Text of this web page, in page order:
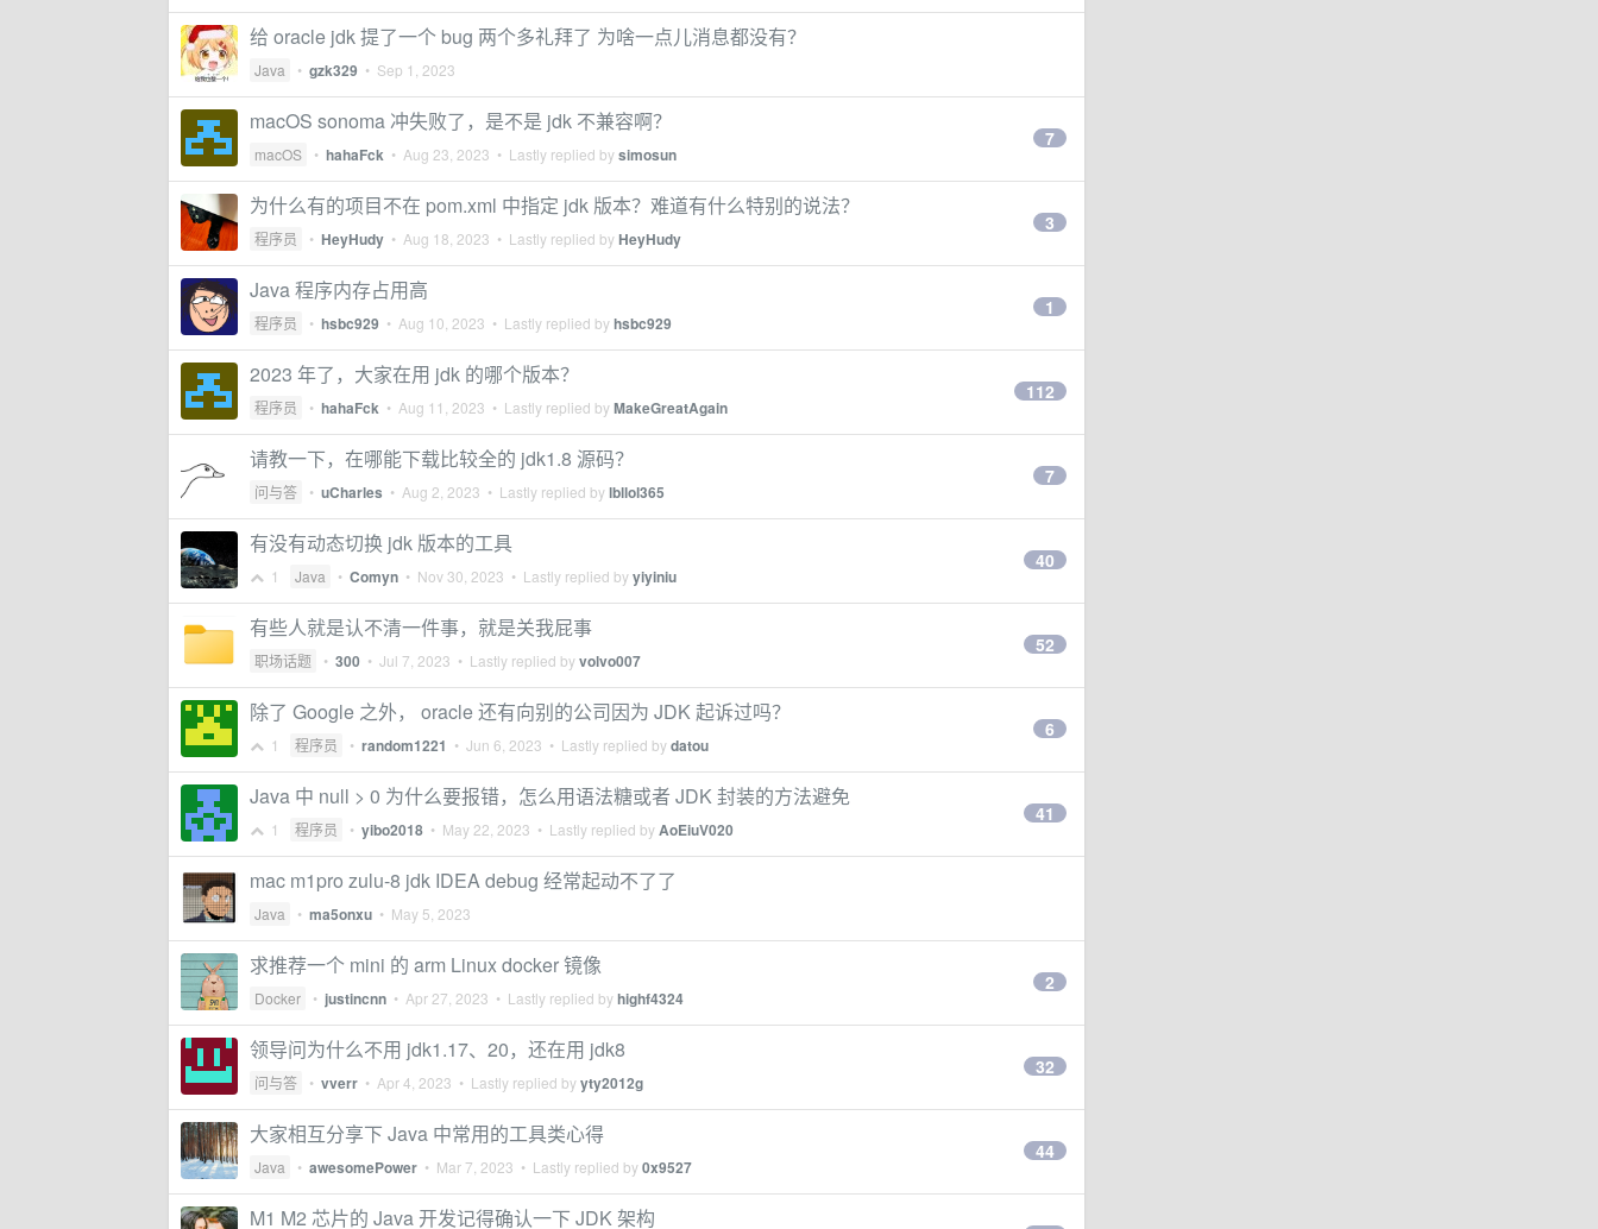
给 oracle jdk 提了一个 bug 两个多礼拜了 为啥一点儿消息都没有？
Java • gzk329 • Sep 1, 2023
macOS sonoma 冲失败了，是不是 jdk 不兼容啊？
macOS • hahaFck • Aug 23, 2023 • Lastly replied bysimosun
7
为什么有的项目不在 pom.xml 中指定 jdk 版本？难道有什么特别的说法？
程序员 • HeyHudy • Aug 18, 2023 • Lastly replied byHeyHudy
3
Java 程序内存占用高
程序员 • hsbc929 • Aug 10, 2023 • Lastly replied byhsbc929
1
2023 年了，大家在用 jdk 的哪个版本？
程序员 • hahaFck • Aug 11, 2023 • Lastly replied byMakeGreatAgain
112
请教一下，在哪能下载比较全的 jdk1.8 源码？
问与答 • uCharles • Aug 2, 2023 • Lastly replied bylbllol365
7
有没有动态切换 jdk 版本的工具
1 Java • Comyn • Nov 30, 2023 • Lastly replied byyiyiniu
40
有些人就是认不清一件事，就是关我屁事
职场话题 • 300 • Jul 7, 2023 • Lastly replied byvolvo007
52
除了 Google 之外， oracle 还有向别的公司因为 JDK 起诉过吗？
1 程序员 • random1221 • Jun 6, 2023 • Lastly replied bydatou
6
Java 中 null > 0 为什么要报错，怎么用语法糖或者 JDK 封装的方法避免
1 程序员 • yibo2018 • May 22, 2023 • Lastly replied byAoEiuV020
41
mac m1pro zulu-8 jdk IDEA debug 经常起动不了了
Java • ma5onxu • May 5, 2023
求推荐一个 mini 的 arm Linux docker 镜像
Docker • justincnn • Apr 27, 2023 • Lastly replied byhighf4324
2
领导问为什么不用 jdk1.17、20，还在用 jdk8
问与答 • vverr • Apr 4, 2023 • Lastly replied byyty2012g
32
大家相互分享下 Java 中常用的工具类心得
Java • awesomePower • Mar 7, 2023 • Lastly replied by0x9527
44
M1 M2 芯片的 Java 开发记得确认一下 JDK 架构